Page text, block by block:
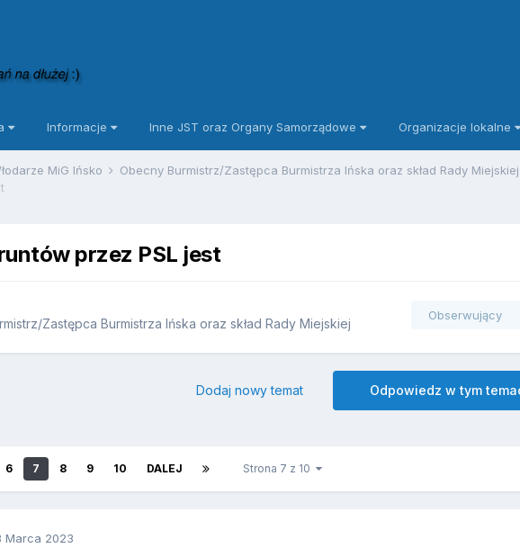
Informacje Inne JST oraz Organy Samorządowe Organizacje lokalne
MiG Ińsko
Obecny Burmistrz/Zastępca Burmistrza Ińska oraz skład Rady
przez PSL jest
Zastępca Burmistrza Ińska oraz skład Rady Miejskiej
Obserwujący
Odpowiedz w tym
Dodaj nowy temat
6 7 8 9 10 DALEJ Strona 7 z 10
Marca 2023